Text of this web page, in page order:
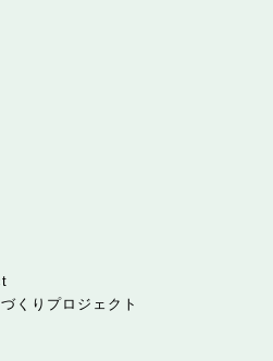
くりプロジェクト